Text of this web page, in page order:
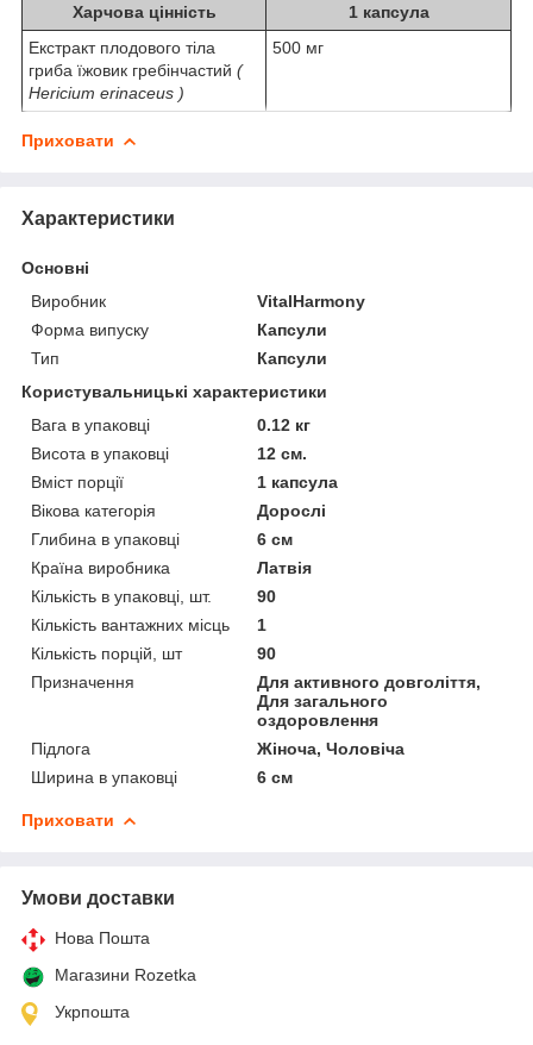
Харчова цінність
1 капсула
Екстракт плодового тіла
гриба їжовик гребінчастий (
Hericium erinaceus )
500 мг
Приховати
Характеристики
Основні
Виробник
VitalHarmony
Форма випуску
Капсули
Тип
Капсули
Користувальницькі характеристики
Вага в упаковці
0.12 кг
Висота в упаковці
12 см.
Вміст порції
1 капсула
Вікова категорія
Дорослі
Глибина в упаковці
6 см
Країна виробника
Латвія
Кількість в упаковці, шт.
90
Кількість вантажних місць
1
Кількість порцій, шт
90
Призначення
Для активного довголіття,
Для загального
оздоровлення
Підлога
Жіноча, Чоловіча
Ширина в упаковці
6 см
Приховати
Умови доставки
Нова Пошта
Магазини Rozetka
Укрпошта